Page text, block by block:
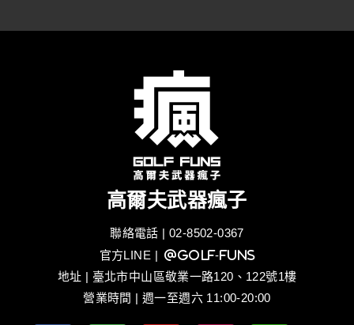
高爾夫武器瘋子
聯絡電話 | 02-8502-0367
官方LINE | @golf-funs
地址 | 臺北市中山區敬業一路120、122號1樓
營業時間 | 週一至週六 11:00-20:00